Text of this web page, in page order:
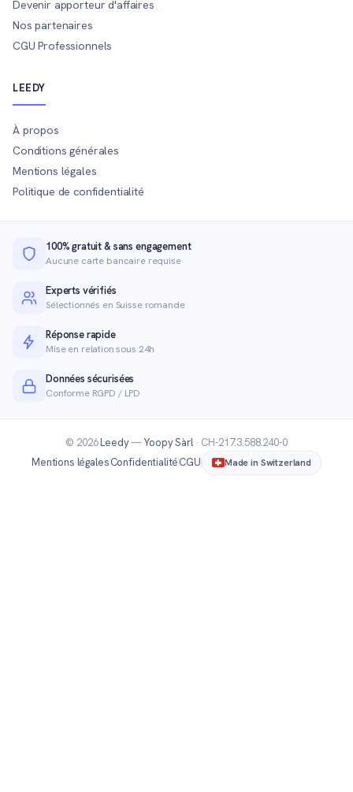
Devenir apporteur d'affaires
Nos partenaires
CGU Professionnels
LEEDY
À propos
Conditions générales
Mentions légales
Politique de confidentialité
100% gratuit & sans engagement
Aucune carte bancaire requise
Experts vérifiés
Sélectionnés en Suisse romande
Réponse rapide
Mise en relation sous 24h
Données sécurisées
Conforme RGPD / LPD
© 2026Leedy—Yoopy Sàrl· CH-217.3.588.240-0
Mentions légalesConfidentialitéCGU Made in Switzerland